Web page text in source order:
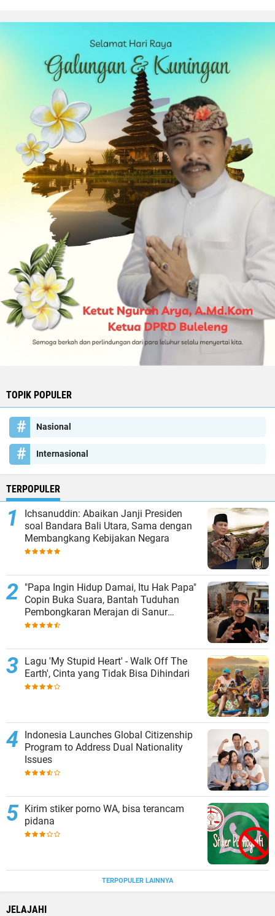
TOPIK POPULER
Nasional
Internasional
TERPOPULER
Ichsanuddin: Abaikan Janji Presiden
soal Bandara Bali Utara, Sama dengan
Membangkang Kebijakan Negara
"Papa Ingin Hidup Damai, Itu Hak Papa"
Copin Buka Suara, Bantah Tuduhan
Pembongkaran Merajan di Sanur
Sepihak
Lagu 'My Stupid Heart' - Walk Off The
Earth', Cinta yang Tidak Bisa Dihindari
Indonesia Launches Global Citizenship
Program to Address Dual Nationality
Issues
Kirim stiker porno WA, bisa terancam
pidana
TERPOPULER LAINNYA
JELAJAHI